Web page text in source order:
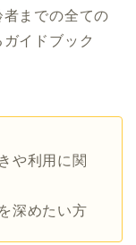
までの全ての
イドブック
や利用に関
深めたい方